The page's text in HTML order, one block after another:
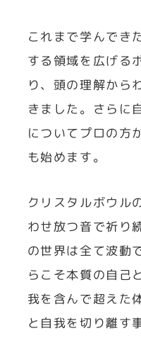
これまで学んでき
する領域を広げる
り、頭の理解から
きました。さらに
についてプロの方
も始めます。
クリスタルボウル
わせ放つ音で祈り
の世界は全て波動
らこそ本質の自己
我を含んで超えた
と自我を切り離す